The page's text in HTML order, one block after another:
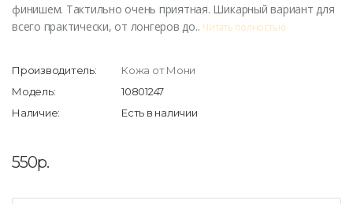
финишем. Тактильно очень приятная. Шикарный вариант для
всего практически, от лонгеров до.. Читать полностью
Производитель:
Кожа от Мони
Модель:
10801247
Наличие:
Есть в наличии
550р.